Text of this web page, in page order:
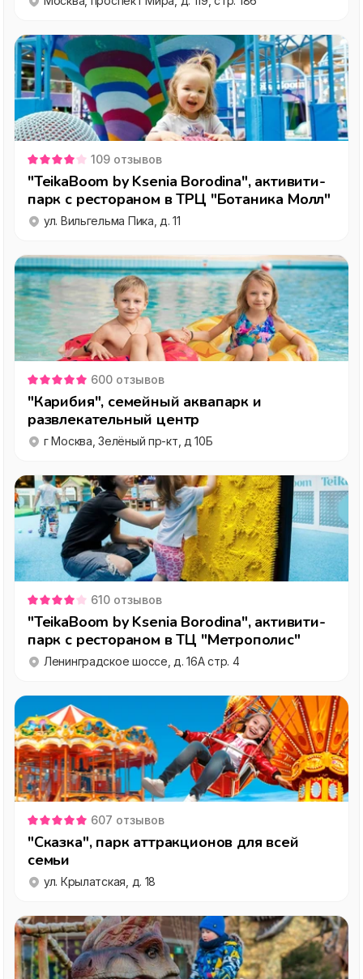
109 отзывов
"TeikaBoom by Ksenia Borodina", активити-
парк с рестораном в ТРЦ "Ботаника Молл"
ул. Вильгельма Пика, д. 11
600 отзывов
"Карибия", семейный аквапарк и
развлекательный центр
г Москва, Зелёный пр-кт, д 10Б
610 отзывов
"TeikaBoom by Ksenia Borodina", активити-
парк с рестораном в ТЦ "Метрополис"
Ленинградское шоссе, д. 16А стр. 4
607 отзывов
"Сказка", парк аттракционов для всей
семьи
ул. Крылатская, д. 18